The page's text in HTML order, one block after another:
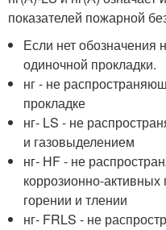
показателей пожарной
Если нет обозначения
одиночной прокладки.
нг - не
прокладке
нг- LS - не
и газовыделением
нг- HF - не
коррозионно-активных
горении и тлении
нг- FRLS - не